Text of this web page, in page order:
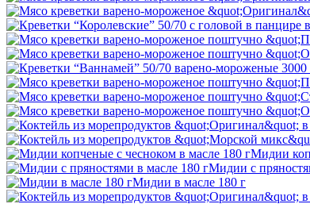
Мидии
Мидии с
Мидии в масле 180 г